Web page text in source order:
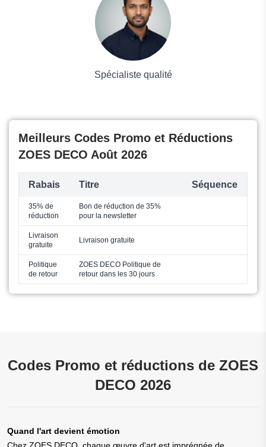
Spécialiste qualité
Meilleurs Codes Promo et Réductions
ZOES DECO Août 2026
Rabais Titre Séquence
35% de
réduction
Bon de réduction de 35%
pour la newsletter
Livraison
gratuite
Livraison gratuite
Politique
de retour
ZOES DECO Politique de
retour dans les 30 jours
Codes Promo et réductions de ZOES
DECO 2026
Quand l'art devient émotion